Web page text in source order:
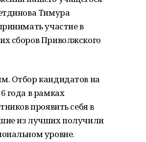
Тимура
участие в
сборов Приволжского
Отбор кандидатов на
года в рамках
проявить себя в
из лучших получили
уровне.